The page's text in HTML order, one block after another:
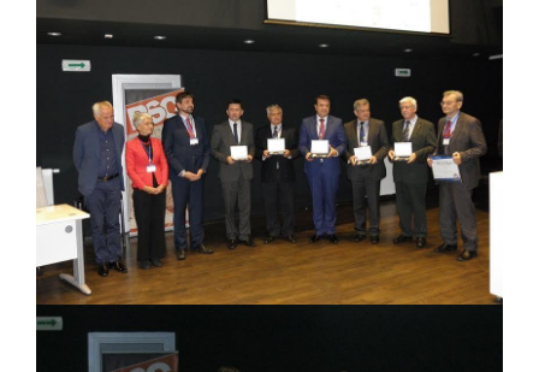
NA TERITORIJI GRADA BIJELjINA
Obavještenje za preduzetnika - Gojko
Bogunović
Od 27. jula prijem zahtjeva za novčanu
pomoć za nabavku školskog pribora
osnovcima
Obrasci zahtjeva za regresirano gorivo
dostupni od 13. marta do 15. novembra
Zahtjev za izdavanje PONOSNE KARTICE
avgusta